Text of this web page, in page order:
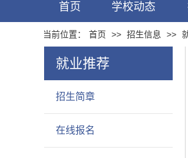
首页 学校动态
当前位置： 首页 >> 招生信息 >>
就业推荐
招生简章
在线报名